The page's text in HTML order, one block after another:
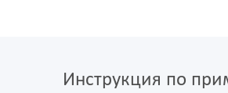
Инструкция по